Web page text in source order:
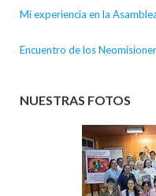
Mi experiencia en la
Encuentro de los
NUESTRAS FOTOS